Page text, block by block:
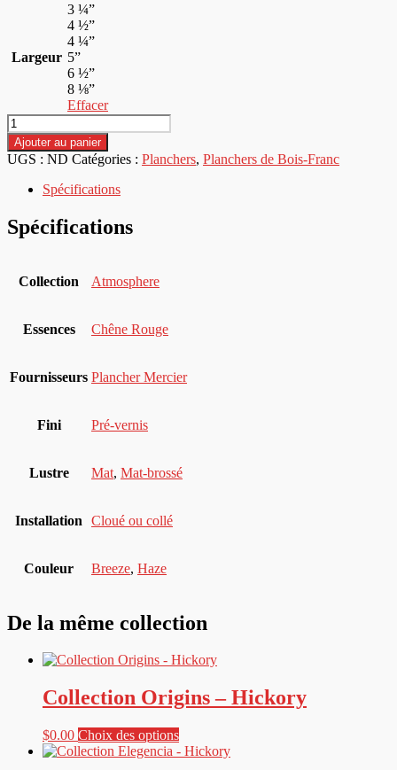
Largeur
3 ¼”
4 ½”
4 ¼”
5”
6 ½”
8 ⅛”
Effacer
quantité
de
Collection
Atmosphere
Rouge
Ajouter au panier
UGS : ND Catégories : Planchers, Planchers de Bois-Franc
Spécifications
Spécifications
Collection Atmosphere
Essences Chêne Rouge
Fournisseurs Plancher Mercier
Fini Pré-vernis
Lustre Mat, Mat-brossé
Installation Cloué ou collé
Couleur Breeze, Haze
De la même collection
Collection Origins – Hickory
$0.00 Choix des optionsCe
produit